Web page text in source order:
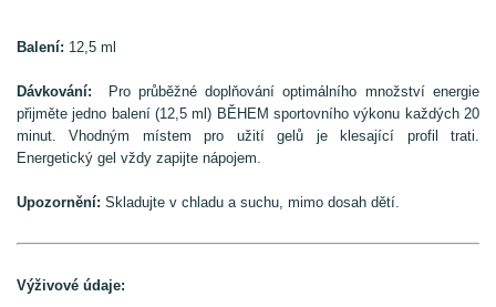
Balení: 12,5 ml
Dávkování:
Pro průběžné doplňování optimálního množství energie
přijměte jedno balení (12,5 ml) BĚHEM sportovního výkonu každých 20
minut. Vhodným místem pro užití gelů je klesající profil trati.
Energetický gel vždy zapijte nápojem.
Upozornění: Skladujte v chladu a suchu, mimo dosah dětí.
Výživové údaje: